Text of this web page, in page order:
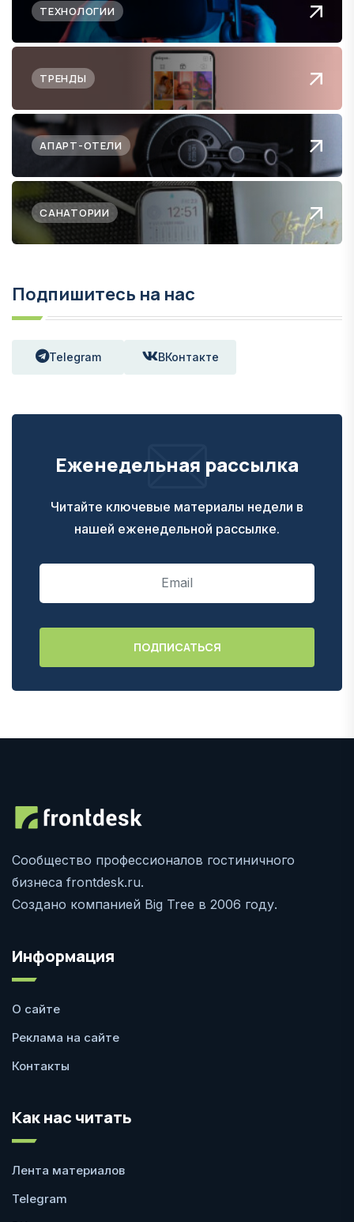
ТЕХНОЛОГИИ
ТРЕНДЫ
АПАРТ-ОТЕЛИ
САНАТОРИИ
Подпишитесь на нас
Telegram ВКонтакте
Еженедельная рассылка
Читайте ключевые материалы недели в
нашей еженедельной рассылке.
Сообщество профессионалов гостиничного
бизнеса frontdesk.ru.
Создано компанией Big Tree в 2006 году.
Информация
О сайте
Реклама на сайте
Контакты
Как нас читать
Лента материалов
Telegram